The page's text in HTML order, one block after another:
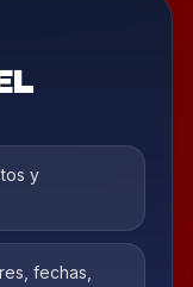
y
fechas,